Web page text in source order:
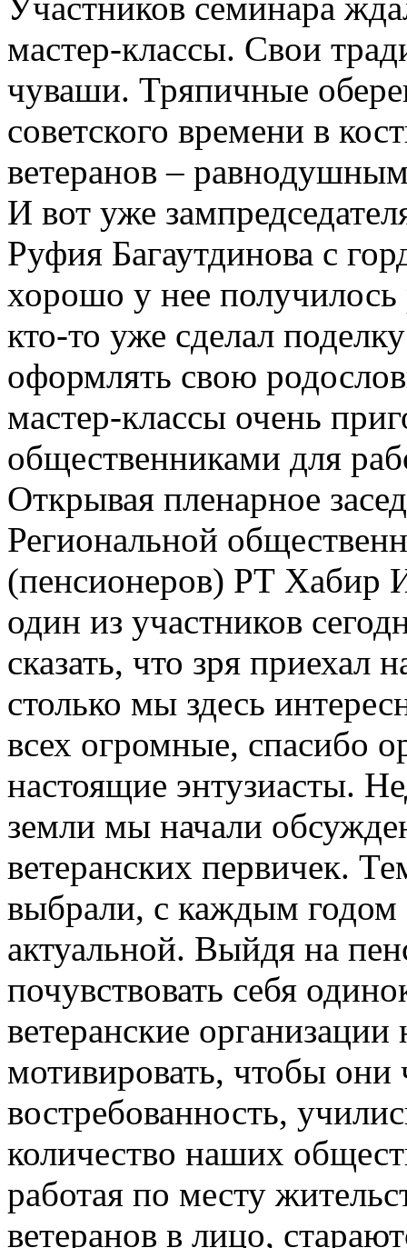
мастер-классы. Свои
чуваши. Тряпичные
советского времени в
ветеранов –
И вот уже
Руфия Багаутдинова с
хорошо у нее получилось
кто-то уже сделал
оформлять свою
мастер-классы очень
общественниками для
Открывая пленарное
Региональной
(пенсионеров) РТ Хабир
один из участников
сказать, что зря приехал
столько мы здесь
всех огромные, спасибо
настоящие энтузиасты.
земли мы начали
ветеранских первичек.
выбрали, с каждым годом
актуальной. Выйдя на
почувствовать себя
ветеранские
мотивировать, чтобы они
востребованность,
количество наших
работая по месту
ветеранов в лицо,